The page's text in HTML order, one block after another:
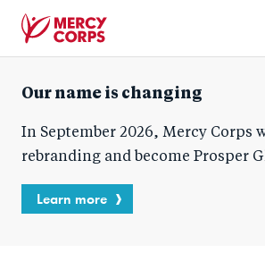
content
Corps
Our name is changing
In September 2026, Mercy Corps
rebranding and become Prosper
Learn more